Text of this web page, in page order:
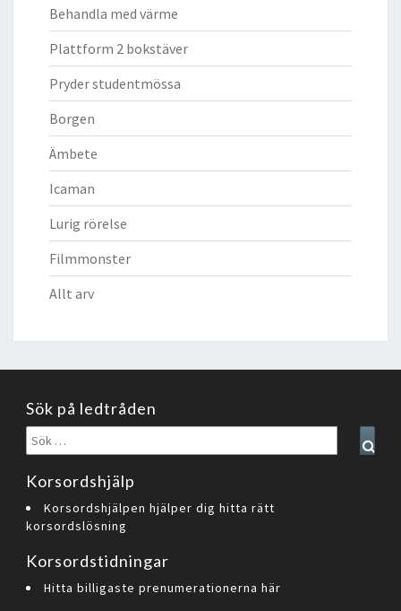
Behandla med värme
Plattform 2 bokstäver
Pryder studentmössa
Borgen
Ämbete
Icaman
Lurig rörelse
Filmmonster
Allt arv
Sök på ledtråden
Sök
efter:
Korsordshjälp
Korsordshjälpen hjälper dig hitta rätt
korsordslösning
Korsordstidningar
Hitta billigaste prenumerationerna här